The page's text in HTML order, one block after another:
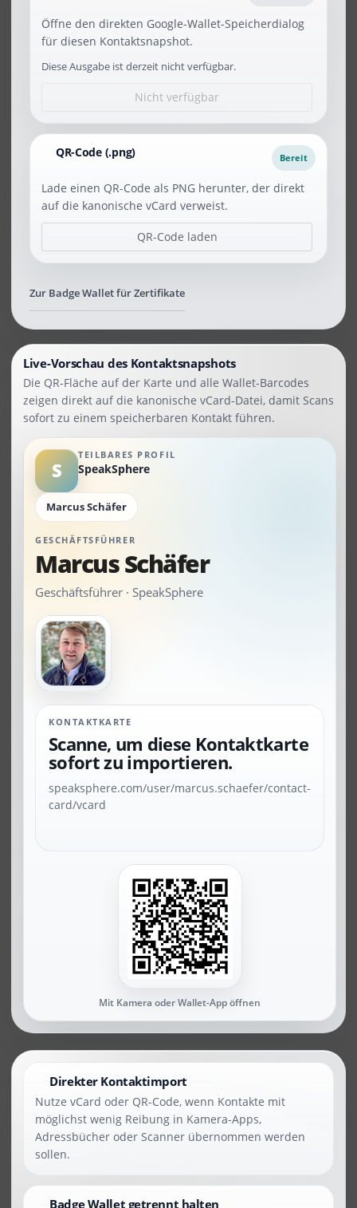
Öffne den direkten Google-Wallet-Speicherdialog
für diesen Kontaktsnapshot.
Diese Ausgabe ist derzeit nicht verfügbar.
Nicht verfügbar
QR-Code (.png) Bereit
Lade einen QR-Code als PNG herunter, der direkt
auf die kanonische vCard verweist.
QR-Code laden
Zur Badge Wallet für Zertifikate
Live-Vorschau des Kontaktsnapshots
Die QR-Fläche auf der Karte und alle Wallet-Barcodes
zeigen direkt auf die kanonische vCard-Datei, damit Scans
sofort zu einem speicherbaren Kontakt führen.
S
TEILBARES PROFIL
SpeakSphere
​Marcus Schäfer
GESCHÄFTSFÜHRER
​Marcus Schäfer
Geschäftsführer · SpeakSphere
KONTAKTKARTE
Scanne, um diese Kontaktkarte
sofort zu importieren.
speaksphere.com/user/marcus.schaefer/contact-
card/vcard
Mit Kamera oder Wallet-App öffnen
Direkter Kontaktimport
Nutze vCard oder QR-Code, wenn Kontakte mit
möglichst wenig Reibung in Kamera-Apps,
Adressbücher oder Scanner übernommen werden
sollen.
Badge Wallet getrennt halten